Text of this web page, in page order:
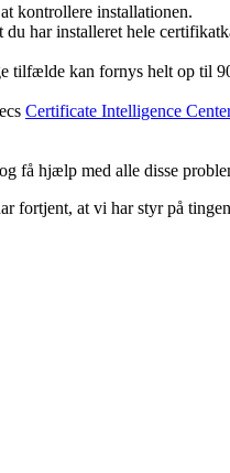
kontrollere installationen.
har installeret hele
tilfælde kan fornys helt op
Certificate Intelligence Center
få hjælp med alle disse
fortjent, at vi har styr på